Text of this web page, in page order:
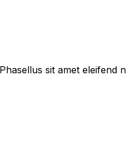
sit amet